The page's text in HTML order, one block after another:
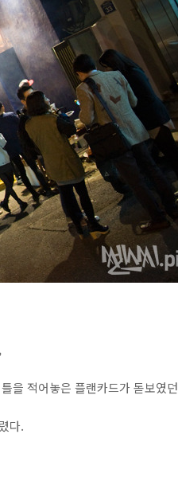
을 적어놓은 플랜카드가 돋보였던
다.